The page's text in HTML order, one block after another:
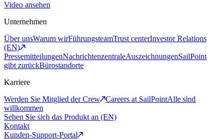
Video ansehen
Unternehmen
Über unsWarum wirFührungsteamTrust centerInvestor Relations
(EN)
PressemitteilungenNachrichtenzentraleAuszeichnungenSailPoint
gibt zurückBürostandorte
Karriere
Werden Sie Mitglied der Crew
Careers at SailPointAlle sind
willkommen
Sehen Sie sich das Produkt an (EN)
Kontakt
Kunden-Support-Portal